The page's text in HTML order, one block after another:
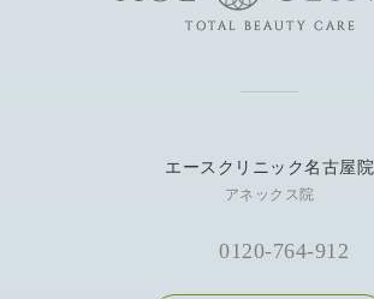
エースクリニック名古屋院
アネックス院
0120-764-912